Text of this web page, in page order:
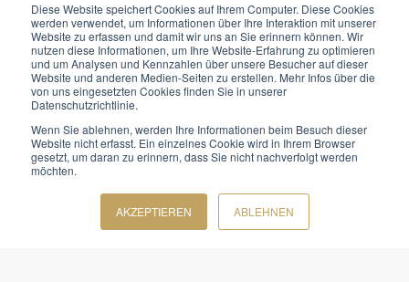
Diese Website speichert Cookies auf Ihrem Computer. Diese Cookies
werden verwendet, um Informationen über Ihre Interaktion mit unserer
Website zu erfassen und damit wir uns an Sie erinnern können. Wir
nutzen diese Informationen, um Ihre Website-Erfahrung zu optimieren
und um Analysen und Kennzahlen über unsere Besucher auf dieser
Website und anderen Medien-Seiten zu erstellen. Mehr Infos über die
von uns eingesetzten Cookies finden Sie in unserer
Datenschutzrichtlinie.
Wenn Sie ablehnen, werden Ihre Informationen beim Besuch dieser
Website nicht erfasst. Ein einzelnes Cookie wird in Ihrem Browser
gesetzt, um daran zu erinnern, dass Sie nicht nachverfolgt werden
möchten.
AKZEPTIEREN ABLEHNEN
Rechtliches
Impressum
Datenschutz
AGB